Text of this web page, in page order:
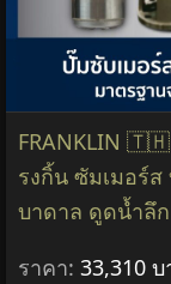
FRANKLIN
รงกิ้น ซัมเมอร์
บาดาล ดูดน้ำลึ
ราคา: 33,310 บ